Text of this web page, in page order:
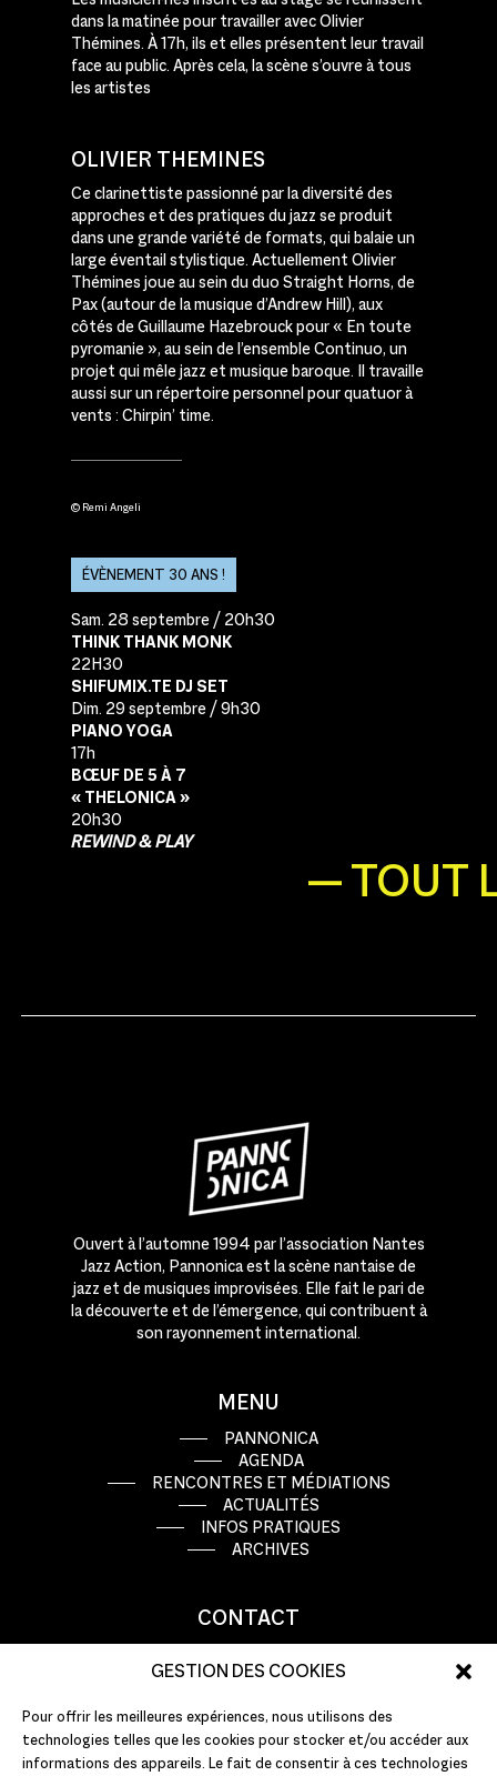
GESTION DES COOKIES
Pour offrir les meilleures expériences, nous utilisons des
technologies telles que les cookies pour stocker et/ou accéder aux
informations des appareils. Le fait de consentir à ces technologies
dans la matinée pour travailler avec Olivier
Thémines. À 17h, ils et elles présentent leur travail
face au public. Après cela, la scène s’ouvre à tous
les artistes
OLIVIER THEMINES
Ce clarinettiste passionné par la diversité des
approches et des pratiques du jazz se produit
dans une grande variété de formats, qui balaie un
large éventail stylistique. Actuellement Olivier
Thémines joue au sein du duo Straight Horns, de
Pax (autour de la musique d’Andrew Hill), aux
côtés de Guillaume Hazebrouck pour « En toute
pyromanie », au sein de l’ensemble Continuo, un
projet qui mêle jazz et musique baroque. Il travaille
aussi sur un répertoire personnel pour quatuor à
vents : Chirpin’ time.
© Remi Angeli
ÉVÈNEMENT 30 ANS !
Sam. 28 septembre / 20h30
THINK THANK MONK
22H30
SHIFUMIX.TE DJ SET
Dim. 29 septembre / 9h30
PIANO YOGA
17h
BŒUF DE 5 À 7
« THELONICA »
20h30
REWIND & PLAY
— TOUT
Ouvert à l’automne 1994 par l’association Nantes
Jazz Action, Pannonica est la scène nantaise de
jazz et de musiques improvisées. Elle fait le pari de
la découverte et de l’émergence, qui contribuent à
son rayonnement international.
MENU
PANNONICA
AGENDA
RENCONTRES ET MÉDIATIONS
ACTUALITÉS
INFOS PRATIQUES
ARCHIVES
CONTACT
44000 Nantes
T : +33 (0)2 51 72 10 10
E :info@pannonica.com